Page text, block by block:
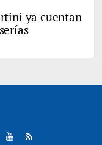
ya cuentan